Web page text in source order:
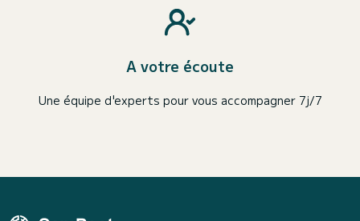
A votre écoute
Une équipe d'experts pour vous accompagner 7j/7